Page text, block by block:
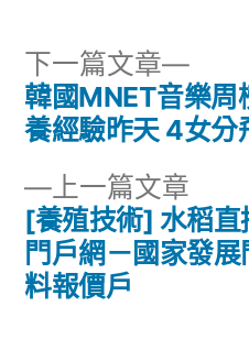
文
導
覽
上一篇文章
一
篇
[養殖技術] 水稻直
門戶網－國家發
料報價戶
下一篇文章
下
一
篇
韓國MNET音樂周
養經驗昨天 4女分